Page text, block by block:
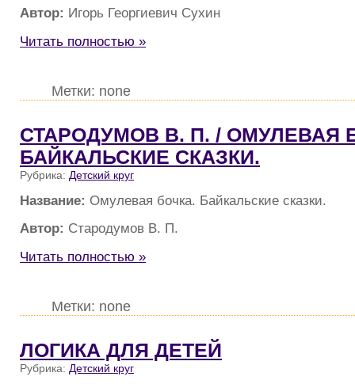
Автор: Игорь Георгиевич Сухин
Читать полностью »
Метки: none
СТАРОДУМОВ В. П. / ОМУЛЕВАЯ
БАЙКАЛЬСКИЕ СКАЗКИ.
Рубрика: Детский круг
Название: Омулевая бочка. Байкальские сказки.
Автор: Стародумов В. П.
Читать полностью »
Метки: none
ЛОГИКА ДЛЯ ДЕТЕЙ
Рубрика: Детский круг